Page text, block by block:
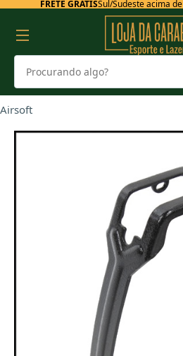
FRETE GRÁTISSul/Sudeste acima de
Airsoft